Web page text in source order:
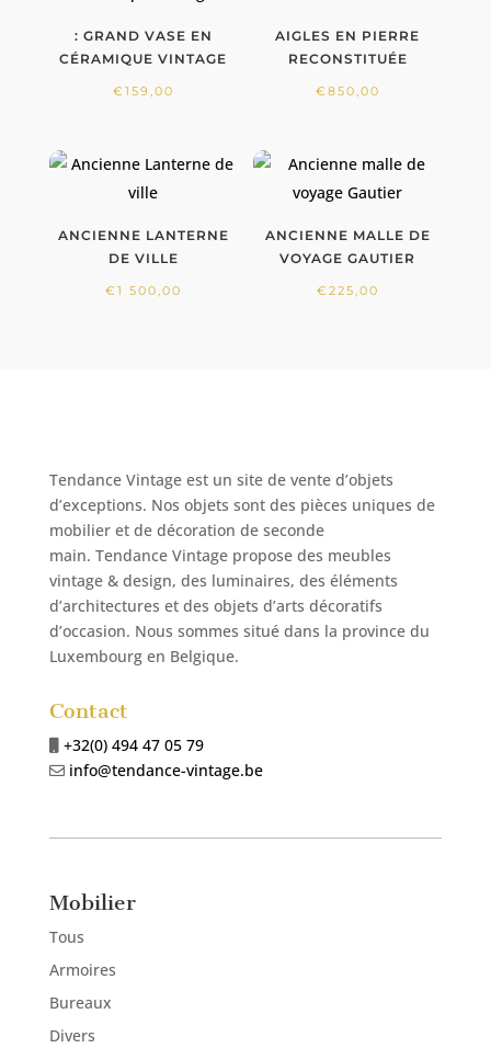
: GRAND VASE EN
CÉRAMIQUE VINTAGE
€ 159,00
AIGLES EN PIERRE
RECONSTITUÉE
€ 850,00
ANCIENNE LANTERNE
DE VILLE
€ 1 500,00
ANCIENNE MALLE DE
VOYAGE GAUTIER
€ 225,00
Tendance Vintage est un site de vente d’objets
d’exceptions. Nos objets sont des pièces uniques de
mobilier et de décoration de seconde
main. Tendance Vintage propose des meubles
vintage & design, des luminaires, des éléments
d’architectures et des objets d’arts décoratifs
d’occasion. Nous sommes situé dans la province du
Luxembourg en Belgique.
Contact
+32(0) 494 47 05 79
info@tendance-vintage.be
Mobilier
Tous
Armoires
Bureaux
Divers